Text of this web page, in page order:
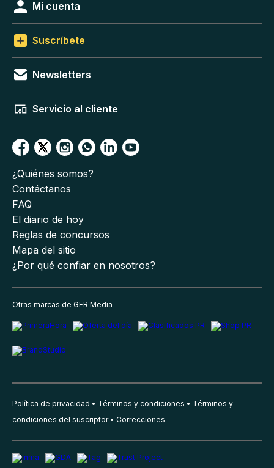
Mi cuenta
Suscríbete
Newsletters
Servicio al cliente
¿Quiénes somos?
Contáctanos
FAQ
El diario de hoy
Reglas de concursos
Mapa del sitio
¿Por qué confiar en nosotros?
Otras marcas de GFR Media
Política de privacidad Términos y condiciones
Términos y
condiciones del suscriptor
Correcciones